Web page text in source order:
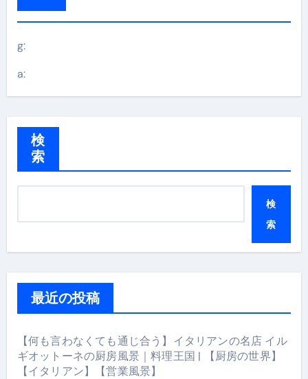
g:
a:
検
索
検
索
最近の投稿
【何も言わなくても通じ合う】イタリアンの名店 イル
ギオットーネの厨房風景｜料理王国 | 【厨房の世界】
【イタリアン】【営業風景】